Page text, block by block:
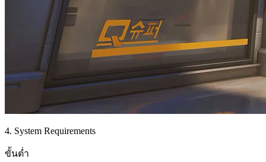
4. System Requirements
ขั้นต่ำ